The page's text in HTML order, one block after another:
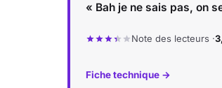
« Bah je ne sais pas, on
Note des lecteurs ·
Fiche technique →